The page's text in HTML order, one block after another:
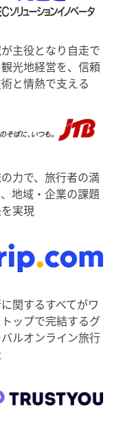
主役となり自走で
光地経営を、信頼
と情熱で支える
力で、旅行者の満
地域・企業の課題
実現
関するすべてがワ
ップで完結するグ
ルオンライン旅行